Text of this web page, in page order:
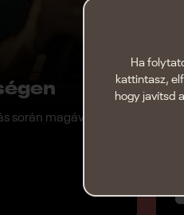
során magával
Ha
kattintasz,
hogy javítsd